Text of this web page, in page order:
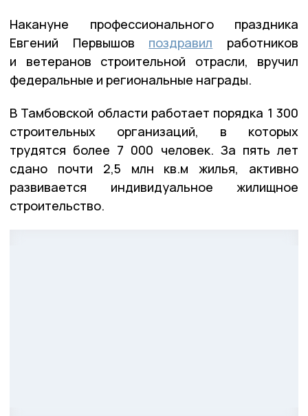
Накануне профессионального праздника
Евгений Первышов поздравил работников
и ветеранов строительной отрасли, вручил
федеральные и региональные награды.
В Тамбовской области работает порядка 1 300
строительных организаций, в которых
трудятся более 7 000 человек. За пять лет
сдано почти 2,5 млн кв.м жилья, активно
развивается индивидуальное жилищное
строительство.